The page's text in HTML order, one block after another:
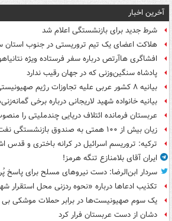
آخرین اخبار
شرط جدید برای بازنشستگی اعلام شد
هلاکت اعضای یک تیم تروریستی در جنوب استان
افشاگری هاآرتص درباره سفر فرستاده ویژه
پادشاه سنگین‌وزنی که در جهان رقیب ندارد
بیانیه ۸ کشور عربی علیه تجاوزات رژیم صهیونیستی در غزه
بیانیه خانواده شهید لاریجانی درباره برخی
عربستان فرمانده ائتلاف دریایی چندملیتی را
زیان بیش از ۱۰۰ همتی به صندوق‌ بازنشستگی نفت
ترکیه: تروریسم اسرائیل در کرانه باختری و قدس
ایران آقای بلامنازع تنگه هرمز!
سردار ابن‌الرضا: دست نیروهای مسلح برای پاسخ
تکذیب ادعاها درباره «نحوه ردزنی محل استقرار
یک‌ سوم صهیونیست‌ها در برابر حملات موشکی
دشان از دست عربستان فرار کرد